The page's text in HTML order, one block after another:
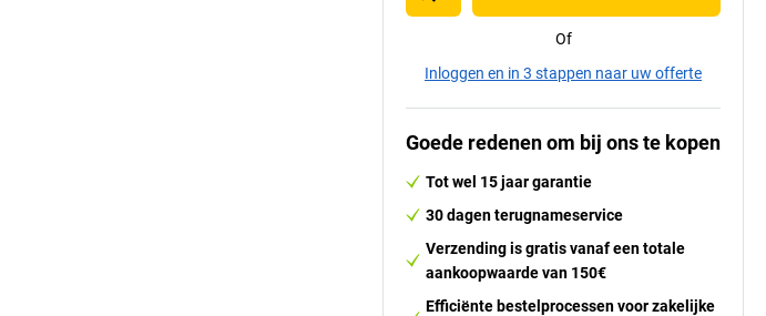
Of
Inloggen en in 3 stappen naar uw offerte
Goede redenen om bij ons te kopen
Tot wel 15 jaar garantie
30 dagen terugnameservice
Verzending is gratis vanaf een totale
aankoopwaarde van 150€
Efficiënte bestelprocessen voor zakelijke